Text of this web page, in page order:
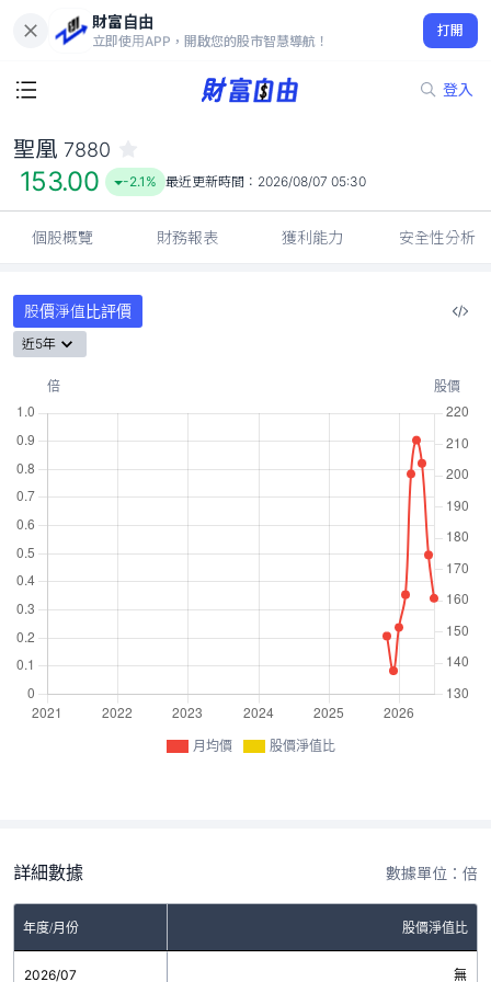
財富自由
立即使用APP，開啟您的股市智慧導航！
打開
登入
153.00
-2.1%
聖凰 7880
153.00 -2.1% 最近更新時間： 2026/08/07 05:30
個股概覽 財務報表 獲利能力 安全性分析
股價淨值比評價
近5年
月均價 股價淨值比
詳細數據 數據單位：倍
年度/月份 股價淨值比
2026/07 無